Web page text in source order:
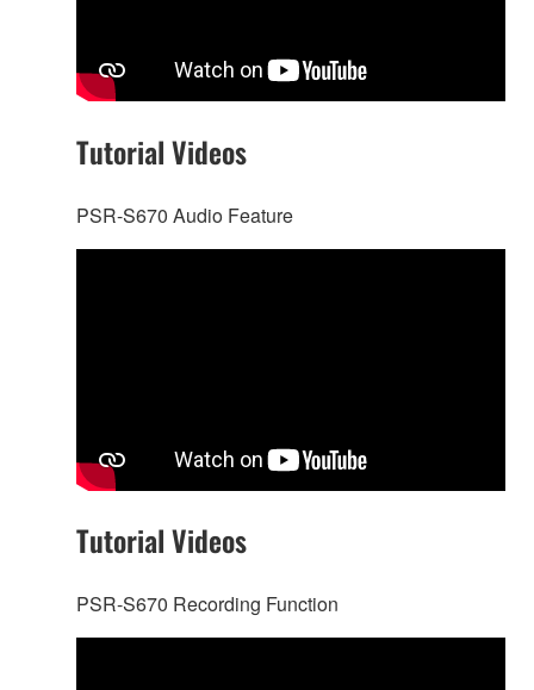
Tutorial Videos
PSR-S670 Audio Feature
Tutorial Videos
PSR-S670 Recording Function